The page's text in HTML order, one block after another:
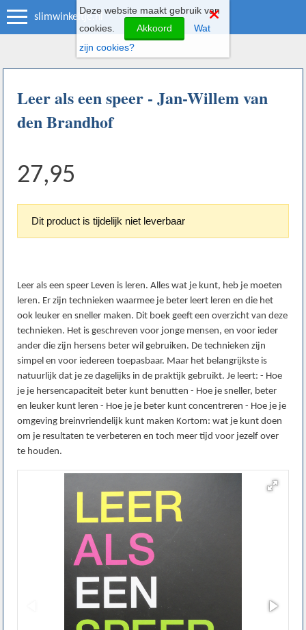
slimwinkeltje.nl
Leer als een speer - Jan-Willem van
den Brandhof
27,95
Dit product is tijdelijk niet leverbaar
Leer als een speer Leven is leren. Alles wat je kunt, heb je moeten
leren. Er zijn technieken waarmee je beter leert leren en die het
ook leuker en sneller maken. Dit boek geeft een overzicht van deze
technieken. Het is geschreven voor jonge mensen, en voor ieder
ander die zijn hersens beter wil gebruiken. De technieken zijn
simpel en voor iedereen toepasbaar. Maar het belangrijkste is
natuurlijk dat je ze dagelijks in de praktijk gebruikt. Je leert: - Hoe
je je hersencapaciteit beter kunt benutten - Hoe je sneller, beter
en leuker kunt leren - Hoe je je beter kunt concentreren - Hoe je je
omgeving breinvriendelijk kunt maken Kortom: wat je kunt doen
om je resultaten te verbeteren en toch meer tijd voor jezelf over
te houden.
Deze website maakt gebruik van
cookies.
Akkoord
Wat
zijn cookies?